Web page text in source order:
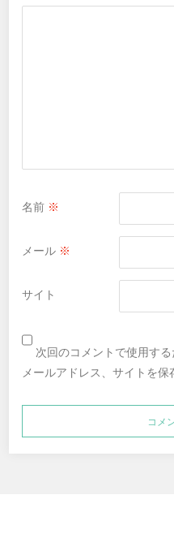
名前 ※
メール ※
サイト
次回のコメントで使用す
メールアドレス、サイトを保